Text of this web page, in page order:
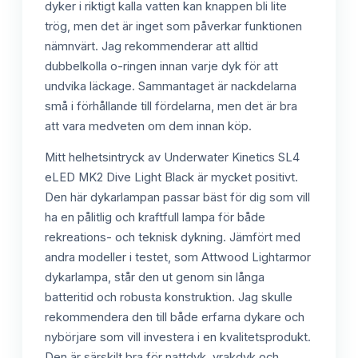
dyker i riktigt kalla vatten kan knappen bli lite
trög, men det är inget som påverkar funktionen
nämnvärt. Jag rekommenderar att alltid
dubbelkolla o-ringen innan varje dyk för att
undvika läckage. Sammantaget är nackdelarna
små i förhållande till fördelarna, men det är bra
att vara medveten om dem innan köp.
Mitt helhetsintryck av Underwater Kinetics SL4
eLED MK2 Dive Light Black är mycket positivt.
Den här dykarlampan passar bäst för dig som vill
ha en pålitlig och kraftfull lampa för både
rekreations- och teknisk dykning. Jämfört med
andra modeller i testet, som Attwood Lightarmor
dykarlampa, står den ut genom sin långa
batteritid och robusta konstruktion. Jag skulle
rekommendera den till både erfarna dykare och
nybörjare som vill investera i en kvalitetsprodukt.